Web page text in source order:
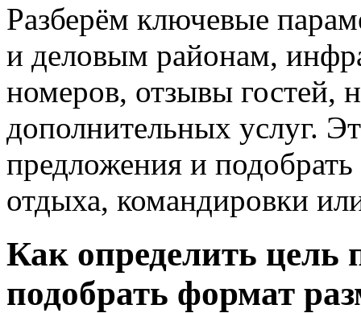
Разберём ключевые
и деловым районам,
номеров, отзывы гостей,
дополнительных услуг.
предложения и
отдыха, командировки
Как определить цель
подобрать формат